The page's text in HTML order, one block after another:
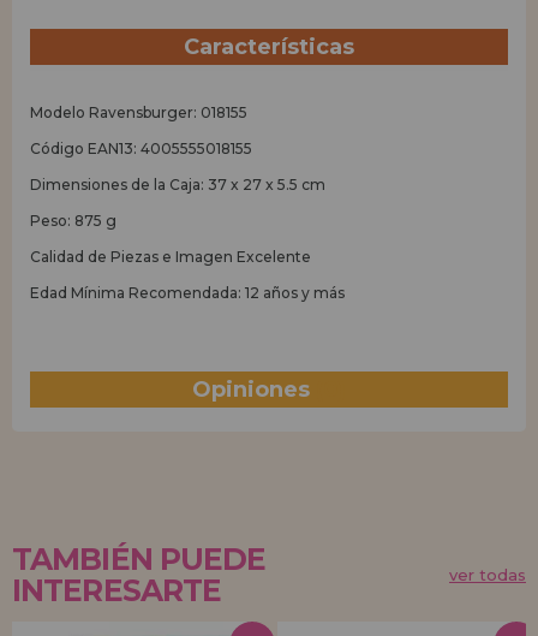
Características
Modelo Ravensburger: 018155
Código EAN13: 4005555018155
Dimensiones de la Caja: 37 x 27 x 5.5 cm
Peso: 875 g
Calidad de Piezas e Imagen Excelente
Edad Mínima Recomendada: 12 años y más
Opiniones
TAMBIÉN PUEDE
INTERESARTE
ver todas